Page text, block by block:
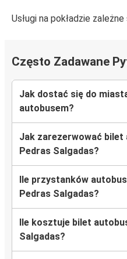
Usługi na pokładzie
Często Zadawane
Jak dostać się do
autobusem?
Jak zarezerwować
Pedras Salgadas?
Ile przystanków
Pedras Salgadas?
Ile kosztuje bilet
Salgadas?